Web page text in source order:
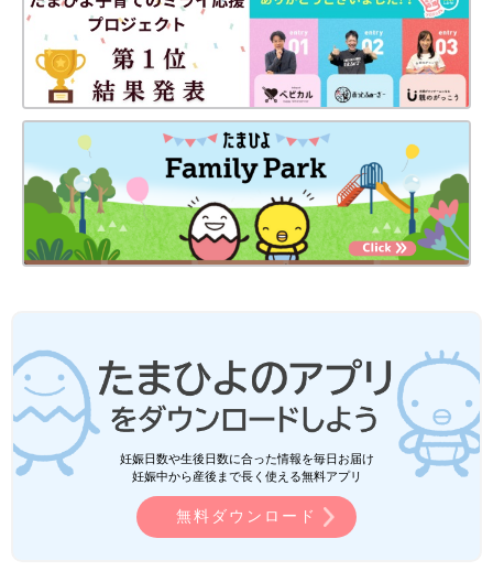
妊娠日数や生後日数に合った情報を毎日お届け
妊娠中から産後まで長く使える無料アプリ
無料ダウンロード